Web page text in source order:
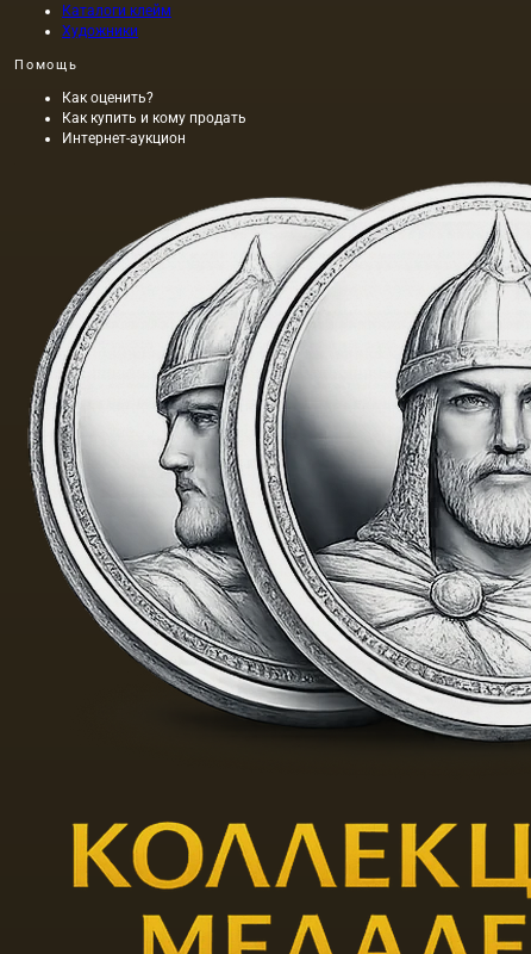
Каталоги клейм
Художники
Помощь
Как оценить?
Как купить и кому продать
Интернет-аукцион